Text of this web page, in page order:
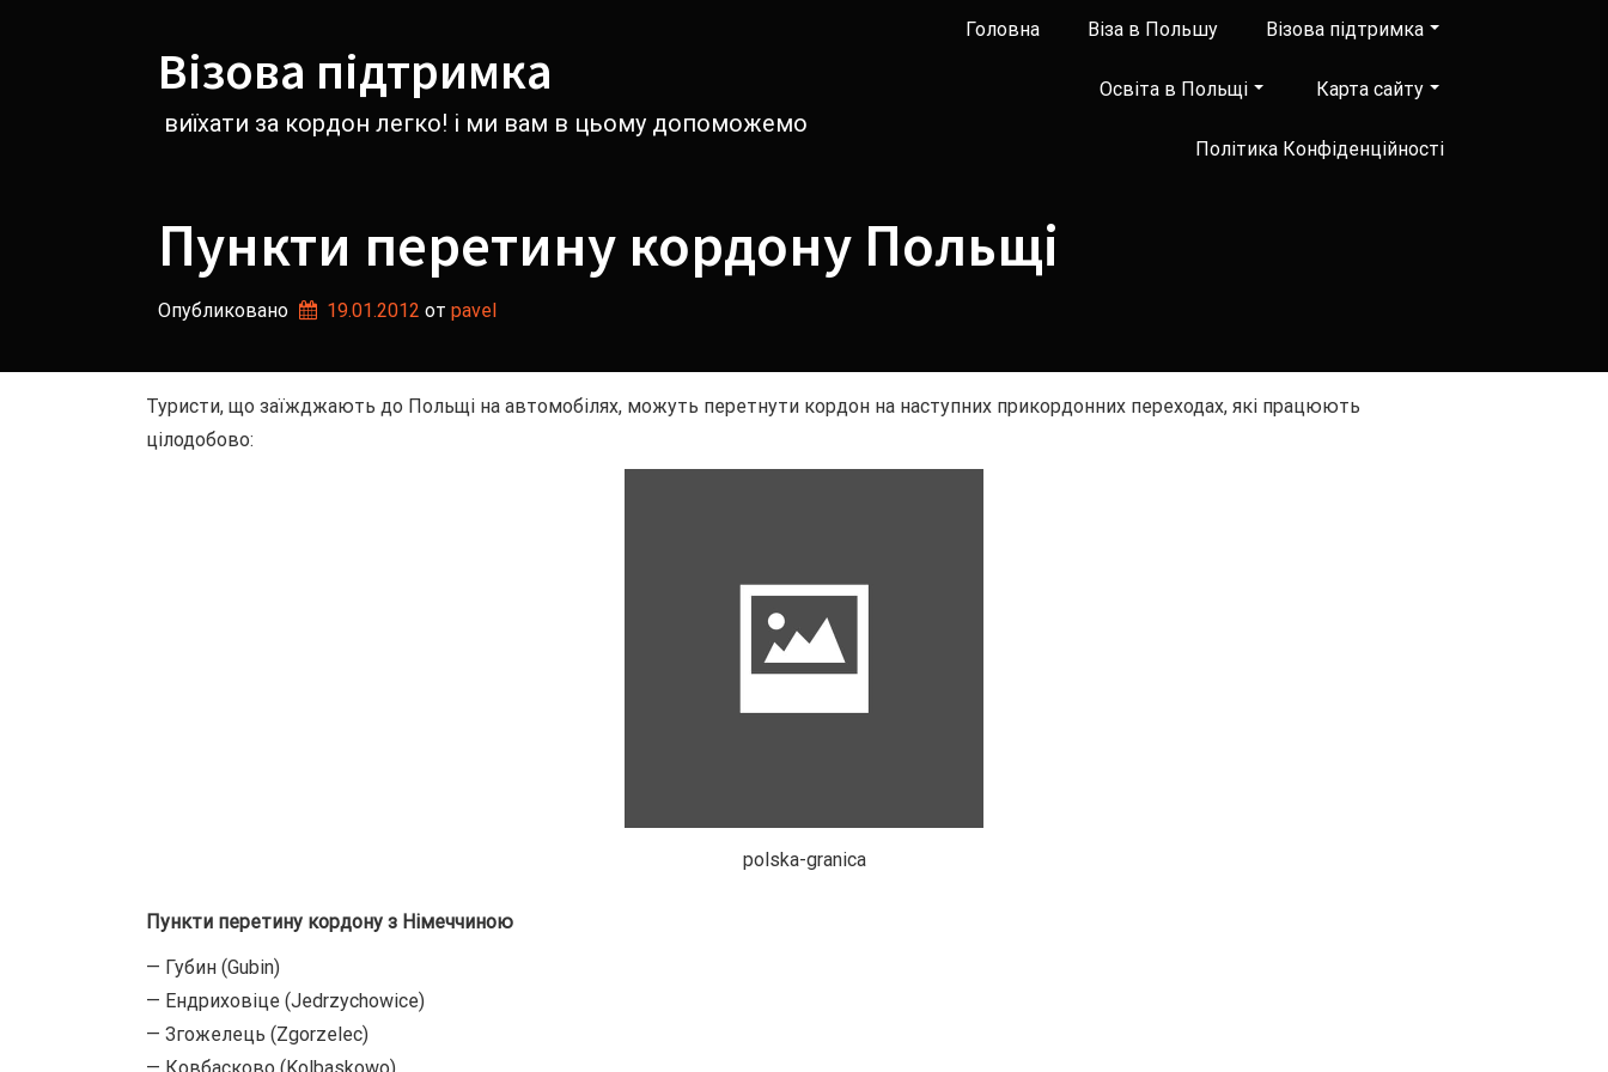
Візова підтримка
виїхати за кордон легко! і ми вам в цьому допоможемо
Головна Віза в Польшу Візова підтримка
Освіта в Польщі Карта сайту
Політика Конфіденційності
Пункти перетину кордону Польщі
Опубликовано 19.01.2012 от pavel
Туристи, що заїжджають до Польщі на автомобілях, можуть перетнути кордон на наступних прикордонних переходах, які працюють
цілодобово:
polska-granica
Пункти перетину кордону з Німеччиною
— Губин (Gubin)
— Ендриховіце (Jedrzychowice)
— Згожелець (Zgorzelec)